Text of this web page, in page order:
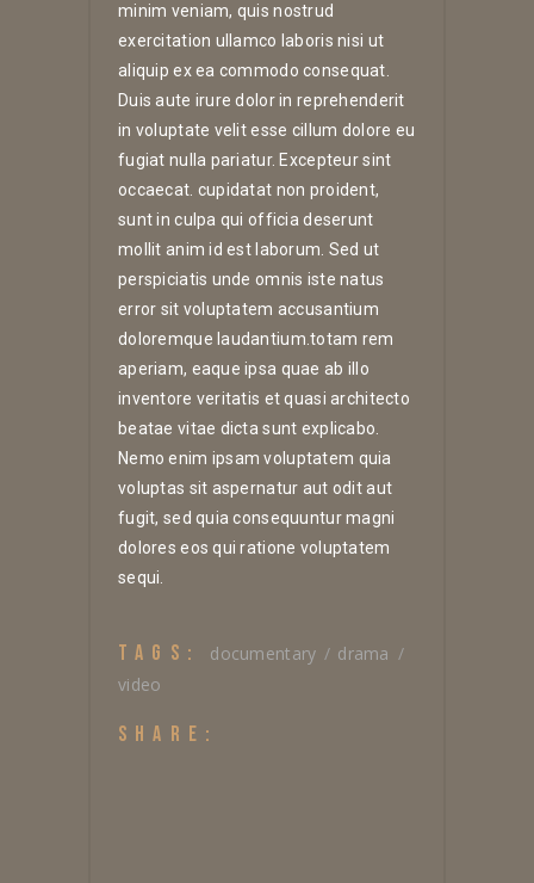
minim veniam, quis nostrud
exercitation ullamco laboris nisi ut
aliquip ex ea commodo consequat.
Duis aute irure dolor in reprehenderit
in voluptate velit esse cillum dolore eu
fugiat nulla pariatur. Excepteur sint
occaecat. cupidatat non proident,
sunt in culpa qui officia deserunt
mollit anim id est laborum. Sed ut
perspiciatis unde omnis iste natus
error sit voluptatem accusantium
doloremque laudantium.totam rem
aperiam, eaque ipsa quae ab illo
inventore veritatis et quasi architecto
beatae vitae dicta sunt explicabo.
Nemo enim ipsam voluptatem quia
voluptas sit aspernatur aut odit aut
fugit, sed quia consequuntur magni
dolores eos qui ratione voluptatem
sequi.
TAGS: documentary
drama
video
SHARE: